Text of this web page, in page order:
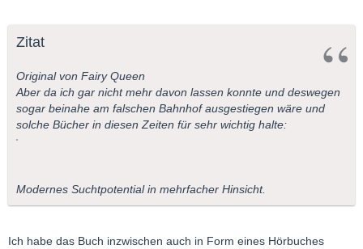
Zitat
Original von Fairy Queen
Aber da ich gar nicht mehr davon lassen konnte und deswegen
sogar beinahe am falschen Bahnhof ausgestiegen wäre und
solche Bücher in diesen Zeiten für sehr wichtig halte:
Modernes Suchtpotential in mehrfacher Hinsicht.
Ich habe das Buch inzwischen auch in Form eines Hörbuches